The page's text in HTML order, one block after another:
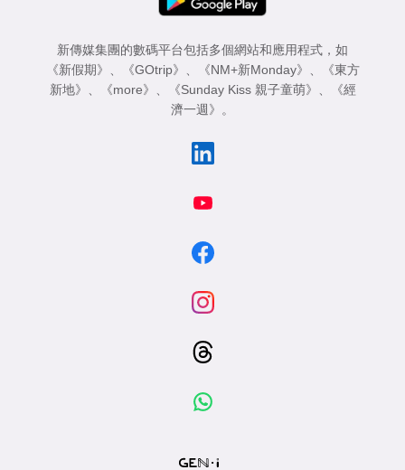
新傳媒集團的數碼平台包括多個網站和應用程式，如
《新假期》 、 《GOtrip》 、 《NM+新Monday》 、
《東方
新地》 、 《more》 、 《Sunday Kiss 親子童萌》 、
《經
濟一週》 。